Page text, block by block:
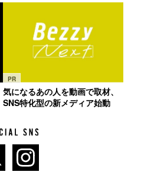
PR
気になるあの人を動画で取材、
SNS特化型の新メディア始動